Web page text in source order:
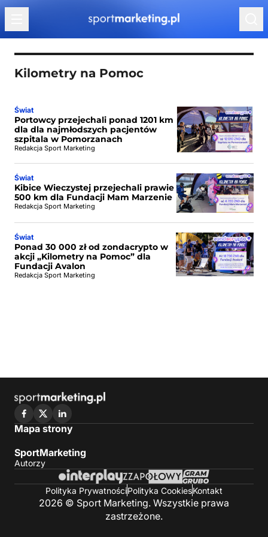
Przejdź do treści
Kilometry na Pomoc
Świat
Portowcy przejechali ponad 1201 km
dla dla najmłodszych pacjentów
szpitala w Pomorzanach
Redakcja Sport Marketing
Świat
Kibice Wieczystej przejechali prawie
500 km dla Fundacji Mam Marzenie
Redakcja Sport Marketing
Świat
Ponad 30 000 zł od zondacrypto w
akcji „Kilometry na Pomoc” dla
Fundacji Avalon
Redakcja Sport Marketing
Mapa strony
SportMarketing
Autorzy
Polityka PrywatnościPolityka CookiesKontakt
2026 © Sport Marketing. Wszystkie prawa
zastrzeżone.